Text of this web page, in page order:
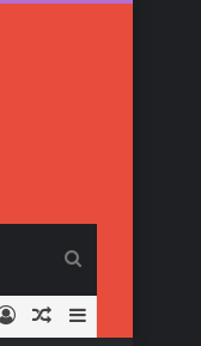
Berita
Log